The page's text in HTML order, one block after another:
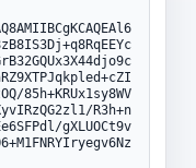
85h+KRUx1sy8WV
R3h+n
gXLUOCt9v